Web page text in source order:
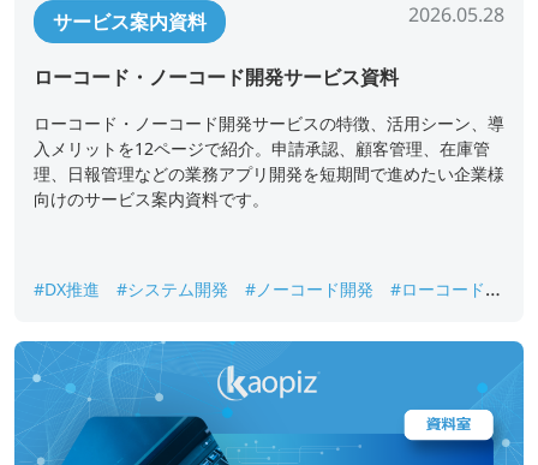
サービス案内資料 2026.05.28
ローコード・ノーコード開発サービス資料
ローコード・ノーコード開発サービスの特徴、活用シーン、導
入メリットを12ページで紹介。申請承認、顧客管理、在庫管
理、日報管理などの業務アプリ開発を短期間で進めたい企業様
向けのサービス案内資料です。
#DX推進 #システム開発 #ノーコード開発
#ローコード開